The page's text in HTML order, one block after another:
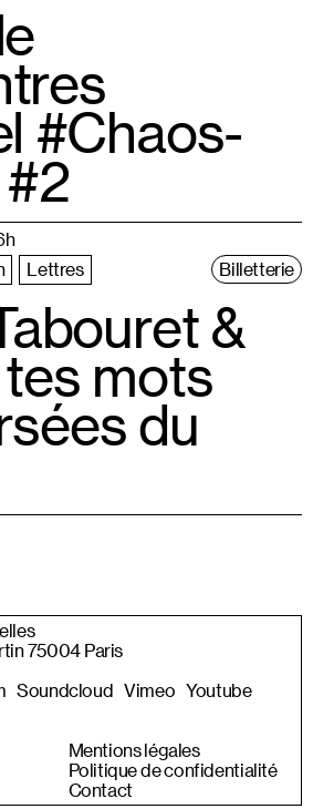
#Chaos-
Lettres Billetterie
&
mots
du
75004 Paris
Soundcloud Vimeo Youtube
Mentions légales
Politique de confidentialité
Contact